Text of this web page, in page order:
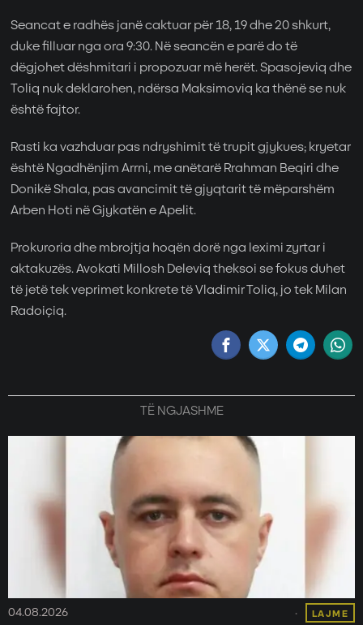
Seancat e radhës janë caktuar për 18, 19 dhe 20 shkurt,
duke filluar nga ora 9:30. Në seancën e parë do të
dëgjohet dëshmitari i propozuar më herët. Spasojeviq dhe
Toliq nuk deklarohen, ndërsa Maksimoviq ka thënë se nuk
është fajtor.
Rasti ka vazhduar pas ndryshimit të trupit gjykues; kryetar
është Ngadhënjim Arrni, me anëtarë Rrahman Beqiri dhe
Donikë Shala, pas avancimit të gjyqtarit të mëparshëm
Arben Hoti në Gjykatën e Apelit.
Prokuroria dhe mbrojtja hoqën dorë nga leximi zyrtar i
aktakuzës. Avokati Millosh Deleviq theksoi se fokus duhet
të jetë tek veprimet konkrete të Vladimir Toliq, jo tek Milan
Radoiçiq.
TË NGJASHME
04.08.2026 LAJME